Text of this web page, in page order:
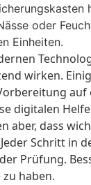
oder
Einheiten.
wirken.
auf
digitalen
aber, dass
Schritt in
Prüfung.
haben.